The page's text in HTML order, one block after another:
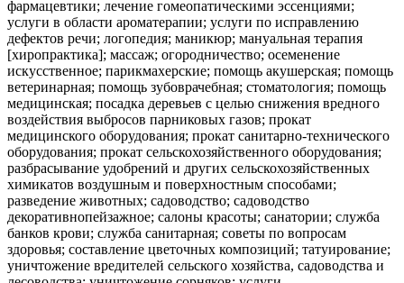
фармацевтики; лечение гомеопатическими эссенциями;
услуги в области ароматерапии; услуги по исправлению
дефектов речи; логопедия; маникюр; мануальная терапия
[хиропрактика]; массаж; огородничество; осеменение
искусственное; парикмахерские; помощь акушерская; помощь
ветеринарная; помощь зубоврачебная; стоматология; помощь
медицинская; посадка деревьев с целью снижения вредного
воздействия выбросов парниковых газов; прокат
медицинского оборудования; прокат санитарно-технического
оборудования; прокат сельскохозяйственного оборудования;
разбрасывание удобрений и других сельскохозяйственных
химикатов воздушным и поверхностным способами;
разведение животных; садоводство; садоводство
декоративнопейзажное; салоны красоты; санатории; служба
банков крови; служба санитарная; советы по вопросам
здоровья; составление цветочных композиций; татуирование;
уничтожение вредителей сельского хозяйства, садоводства и